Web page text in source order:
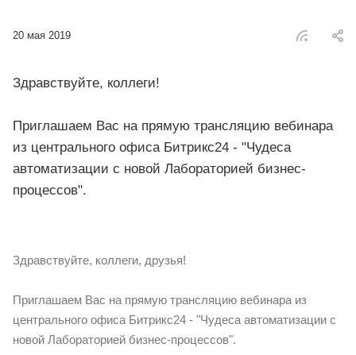
20 мая 2019
Здравствуйте, коллеги!
Приглашаем Вас на прямую трансляцию вебинара
из центрального офиса Битрикс24 - "Чудеса
автоматизации с новой Лабораторией бизнес-
процессов".
Здравствуйте, коллеги, друзья!
Приглашаем Вас на прямую трансляцию вебинара из
центрального офиса Битрикс24 - "Чудеса автоматизации с
новой Лабораторией бизнес-процессов".